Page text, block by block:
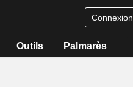
Connexion
Outils Palmarès